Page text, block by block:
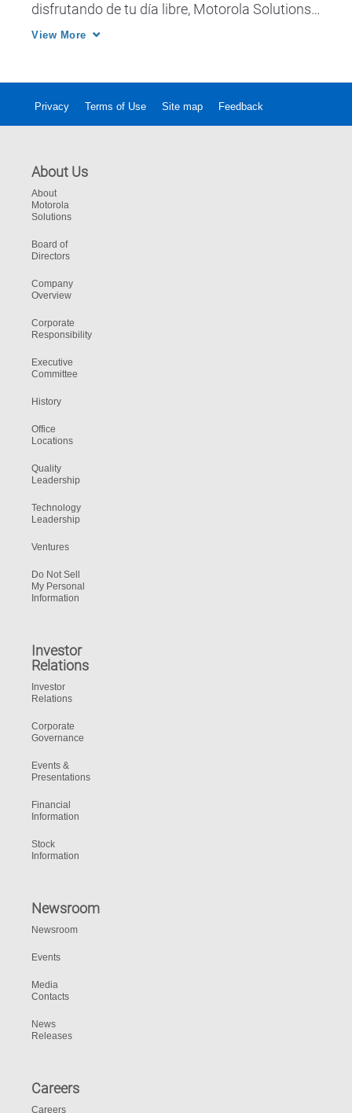
disfrutando de tu día libre, Motorola Solutions
TALKABOUT walkie-talkies es una gran opción
View More
Privacy Terms of Use Site map Feedback
About Us
About
Motorola
Solutions
Board of
Directors
Company
Overview
Corporate
Responsibility
Executive
Committee
History
Office
Locations
Quality
Leadership
Technology
Leadership
Ventures
Do Not Sell
My Personal
Information
Investor
Relations
Investor
Relations
Corporate
Governance
Events &
Presentations
Financial
Information
Stock
Information
Newsroom
Newsroom
Events
Media
Contacts
News
Releases
Careers
Careers